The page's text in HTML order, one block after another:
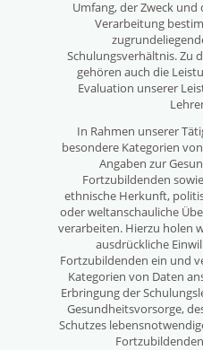
Umfang, der Zweck
Verarbeitung
Schulungsverhältnis. Zu
gehören auch die
Evaluation unserer
In Rahmen unserer
besondere Kategorien
Angaben zur
Fortzubildenden
ethnische Herkunft,
oder weltanschauliche
verarbeiten. Hierzu holen
ausdrückliche
Fortzubildenden ein und
Kategorien von Daten
Erbringung der
Gesundheitsvorsorge,
Schutzes